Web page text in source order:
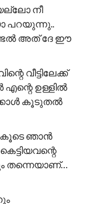
നീ
പറയുന്നു..
അത് ദേ ഈ
വീട്ടിലേക്ക്
ഉള്ളിൽ
കൂടുതൽ
കൂടെ ഞാൻ
തന്നെയാണ്…